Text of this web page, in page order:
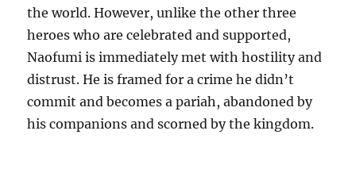
the world. However, unlike the other three
heroes who are celebrated and supported,
Naofumi is immediately met with hostility and
distrust. He is framed for a crime he didn’t
commit and becomes a pariah, abandoned by
his companions and scorned by the kingdom.